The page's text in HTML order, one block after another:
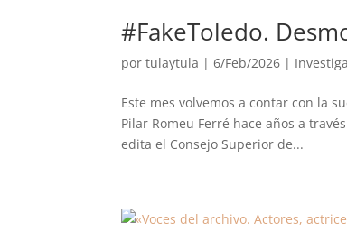
#FakeToledo.
portulaytula |6/Feb/2026 |
Este mes volvemos a contar con la
Pilar Romeu Ferré hace años a
edita el Consejo Superior de...